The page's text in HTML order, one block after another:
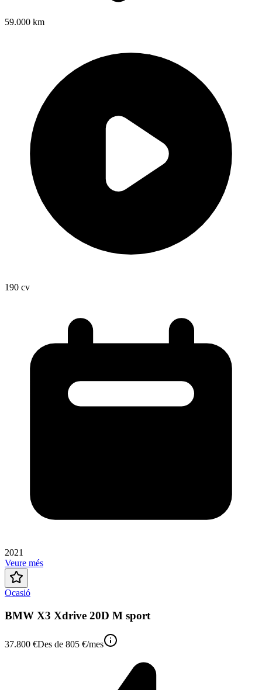
59.000 km
190 cv
2021
Veure més
Ocasió
BMW X3 Xdrive 20D M sport
37.800 €Des de 805 €/mes